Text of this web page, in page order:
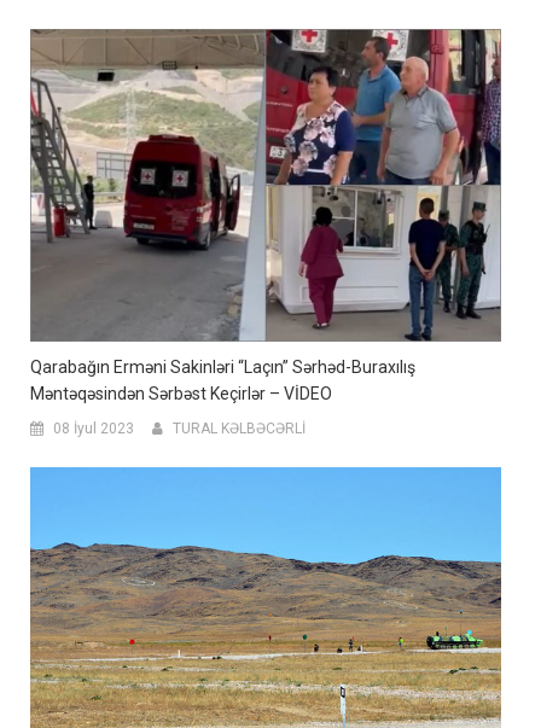
Qarabağın Erməni Sakinləri “Laçın” Sərhəd-Buraxılış
Məntəqəsindən Sərbəst Keçirlər – VİDEO
08 İyul 2023 TURAL KƏLBƏCƏRLİ